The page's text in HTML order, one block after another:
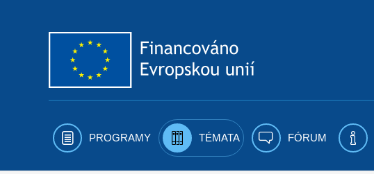
PROGRAMY TÉMATA FÓRUM